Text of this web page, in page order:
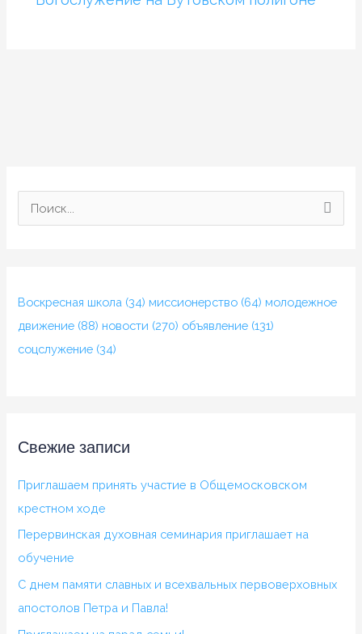
к
:
Воскресная школа (34) миссионерство (64) молодежное
движение (88) новости (270) объявление (131)
соцслужение (34)
Свежие записи
Приглашаем принять участие в Общемосковском
крестном ходе
Перервинская духовная семинария приглашает на
обучение
С днем памяти славных и всехвальных первоверховных
апостолов Петра и Павла!